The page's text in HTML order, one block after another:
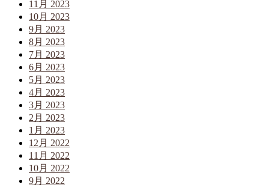
11月 2023
10月 2023
9月 2023
8月 2023
7月 2023
6月 2023
5月 2023
4月 2023
3月 2023
2月 2023
1月 2023
12月 2022
11月 2022
10月 2022
9月 2022